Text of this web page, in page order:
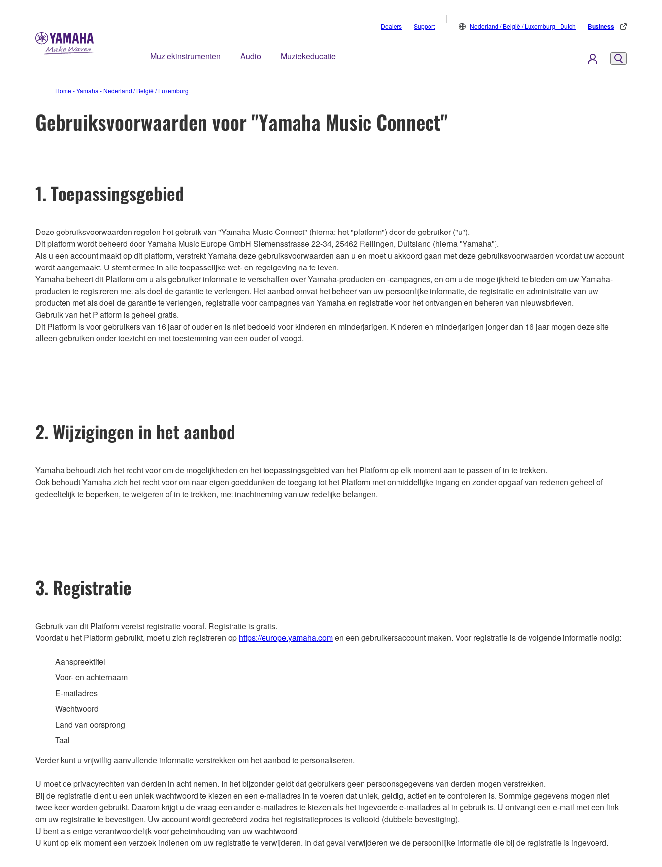
Muziekinstrumenten Audio Muziekeducatie
Dealers Support Nederland / België / Luxemburg - Dutch Business
Home - Yamaha - Nederland / België / Luxemburg
Gebruiksvoorwaarden voor "Yamaha Music Connect"
1. Toepassingsgebied
Deze gebruiksvoorwaarden regelen het gebruik van "Yamaha Music Connect" (hierna: het "platform") door de gebruiker ("u").
Dit platform wordt beheerd door Yamaha Music Europe GmbH Siemensstrasse 22-34, 25462 Rellingen, Duitsland (hierna "Yamaha").
Als u een account maakt op dit platform, verstrekt Yamaha deze gebruiksvoorwaarden aan u en moet u akkoord gaan met deze gebruiksvoorwaarden voordat uw account
wordt aangemaakt. U stemt ermee in alle toepasselijke wet- en regelgeving na te leven.
Yamaha beheert dit Platform om u als gebruiker informatie te verschaffen over Yamaha-producten en -campagnes, en om u de mogelijkheid te bieden om uw Yamaha-
producten te registreren met als doel de garantie te verlengen. Het aanbod omvat het beheer van uw persoonlijke informatie, de registratie en administratie van uw
producten met als doel de garantie te verlengen, registratie voor campagnes van Yamaha en registratie voor het ontvangen en beheren van nieuwsbrieven.
Gebruik van het Platform is geheel gratis.
Dit Platform is voor gebruikers van 16 jaar of ouder en is niet bedoeld voor kinderen en minderjarigen. Kinderen en minderjarigen jonger dan 16 jaar mogen deze site
alleen gebruiken onder toezicht en met toestemming van een ouder of voogd.
2. Wijzigingen in het aanbod
Yamaha behoudt zich het recht voor om de mogelijkheden en het toepassingsgebied van het Platform op elk moment aan te passen of in te trekken.
Ook behoudt Yamaha zich het recht voor om naar eigen goeddunken de toegang tot het Platform met onmiddellijke ingang en zonder opgaaf van redenen geheel of
gedeeltelijk te beperken, te weigeren of in te trekken, met inachtneming van uw redelijke belangen.
3. Registratie
Gebruik van dit Platform vereist registratie vooraf. Registratie is gratis.
Voordat u het Platform gebruikt, moet u zich registreren op https://europe.yamaha.comen een gebruikersaccount maken. Voor registratie is de volgende informatie nodig:
Aanspreektitel
Voor- en achternaam
E-mailadres
Wachtwoord
Land van oorsprong
Taal
Verder kunt u vrijwillig aanvullende informatie verstrekken om het aanbod te personaliseren.
U moet de privacyrechten van derden in acht nemen. In het bijzonder geldt dat gebruikers geen persoonsgegevens van derden mogen verstrekken.
Bij de registratie dient u een uniek wachtwoord te kiezen en een e-mailadres in te voeren dat uniek, geldig, actief en te controleren is. Sommige gegevens mogen niet
twee keer worden gebruikt. Daarom krijgt u de vraag een ander e-mailadres te kiezen als het ingevoerde e-mailadres al in gebruik is. U ontvangt een e-mail met een link
om uw registratie te bevestigen. Uw account wordt gecreëerd zodra het registratieproces is voltooid (dubbele bevestiging).
U bent als enige verantwoordelijk voor geheimhouding van uw wachtwoord.
U kunt op elk moment een verzoek indienen om uw registratie te verwijderen. In dat geval verwijderen we de persoonlijke informatie die bij de registratie is ingevoerd.